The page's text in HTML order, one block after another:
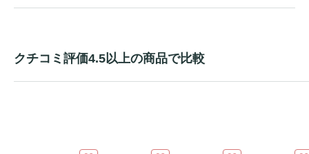
クチコミ評価4.5以上の商品で比較